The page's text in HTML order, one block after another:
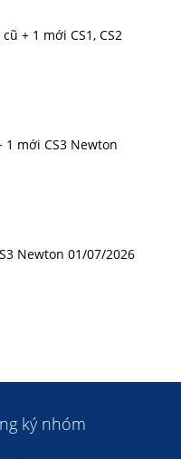
+ 1 mới CS1, CS2
mới CS3 Newton
Newton 01/07/2026
ký nhóm